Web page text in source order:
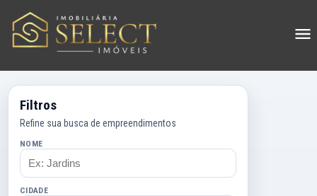
Filtros
Refine sua busca de empreendimentos
NOME
CIDADE